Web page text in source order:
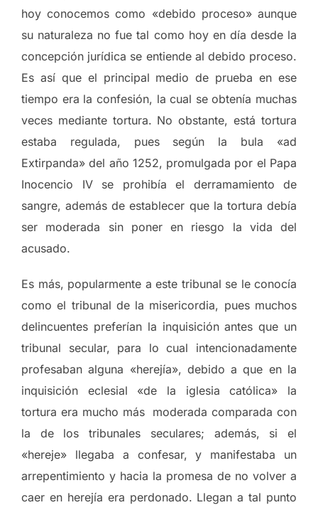
hoy conocemos como «debido proceso» aunque
su naturaleza no fue tal como hoy en día desde la
concepción jurídica se entiende al debido proceso.
Es así que el principal medio de prueba en ese
tiempo era la confesión, la cual se obtenía muchas
veces mediante tortura. No obstante, está tortura
estaba regulada, pues según la bula «ad
Extirpanda» del año 1252, promulgada por el Papa
Inocencio IV se prohibía el derramamiento de
sangre, además de establecer que la tortura debía
ser moderada sin poner en riesgo la vida del
acusado.
Es más, popularmente a este tribunal se le conocía
como el tribunal de la misericordia, pues muchos
delincuentes preferían la inquisición antes que un
tribunal secular, para lo cual intencionadamente
profesaban alguna «herejía», debido a que en la
inquisición eclesial «de la iglesia católica» la
tortura era mucho más moderada comparada con
la de los tribunales seculares; además, si el
«hereje» llegaba a confesar, y manifestaba un
arrepentimiento y hacia la promesa de no volver a
caer en herejía era perdonado. Llegan a tal punto